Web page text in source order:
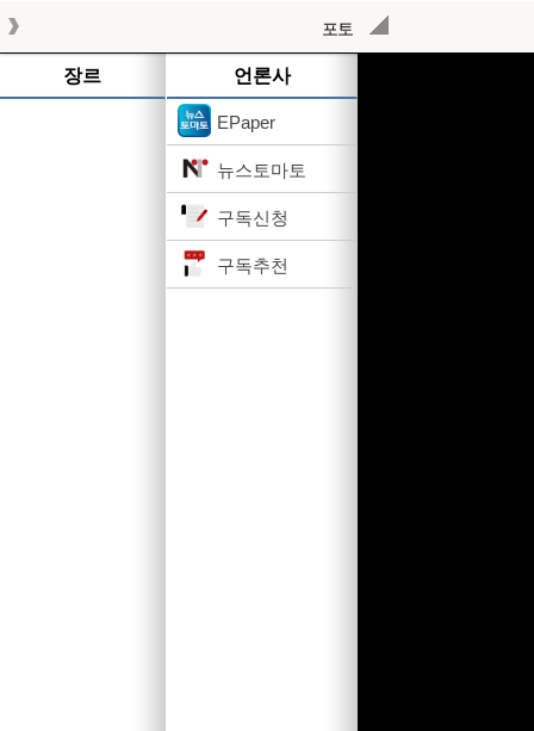
포토
장르 언론사
EPaper
뉴스토마토
구독신청
구독추천
작성된 기사가 없습니다.